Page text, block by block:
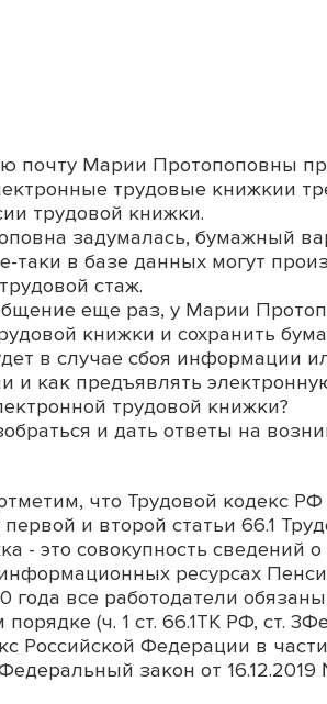
почту Марии Протопоповны
трудовые книжкии
трудовой книжки.
задумалась, бумажный
таки в базе данных могут
стаж.
еще раз, у Марии
книжки и сохранить
в случае сбоя информации
и как предъявлять
трудовой книжки?
и дать ответы на
что Трудовой кодекс РФ
первой и второй статьи 66.1
- это совокупность сведений
ресурсах
года все работодатели
порядке (ч. 1 ст. 66.1ТК РФ, ст.
Российской Федерации в
закон от